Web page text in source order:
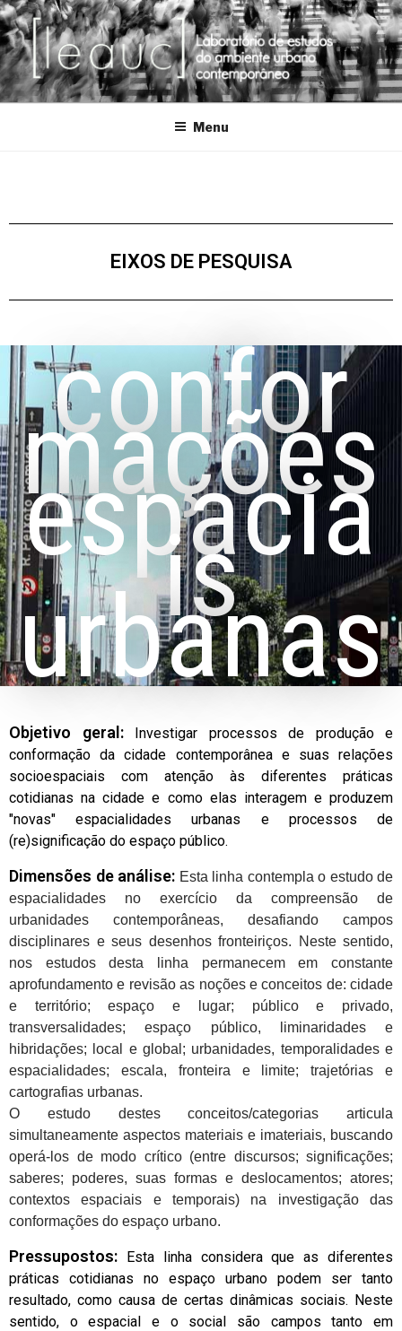
Laboratório de Estudos do Ambiente Urbano Contemporâneo
Menu
EIXOS DE PESQUISA
confor
mações
espacia
is
urbanas
Objetivo geral:
Investigar processos de produção e
conformação da cidade contemporânea e suas relações
socioespaciais com atenção às diferentes práticas
cotidianas na cidade e como elas interagem e produzem
"novas" espacialidades urbanas e processos de
(re)significação do espaço público.
Dimensões de análise: Esta linha contempla o estudo de
espacialidades no exercício da compreensão de
urbanidades contemporâneas, desafiando campos
disciplinares e seus desenhos fronteiriços. Neste sentido,
nos estudos desta linha permanecem em constante
aprofundamento e revisão as noções e conceitos de: cidade
e território; espaço e lugar; público e privado,
transversalidades; espaço público, liminaridades e
hibridações; local e global; urbanidades, temporalidades e
espacialidades; escala, fronteira e limite; trajetórias e
cartografias urbanas.
O estudo destes conceitos/categorias articula
simultaneamente aspectos materiais e imateriais, buscando
operá-los de modo crítico (entre discursos; significações;
saberes; poderes, suas formas e deslocamentos; atores;
contextos espaciais e temporais) na investigação das
conformações do espaço urbano.
Pressupostos: Esta linha considera que as diferentes
práticas cotidianas no espaço urbano podem ser tanto
resultado, como causa de certas dinâmicas sociais. Neste
sentido, o espacial e o social são campos tanto em